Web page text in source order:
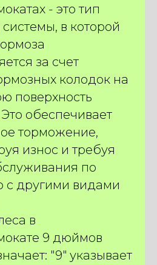
- это тип
в которой
за счет
колодок на
поверхность
обеспечивает
торможение,
износ и требуя
по
с другими видами
в
9 дюймов
"9" указывает